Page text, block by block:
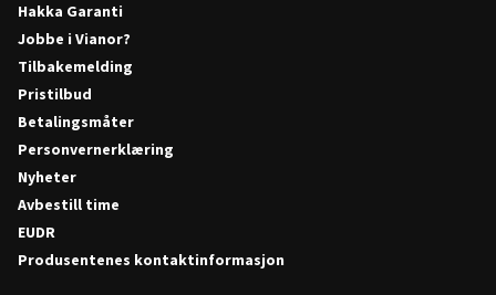
Hakka Garanti
Jobbe i Vianor?
Tilbakemelding
Pristilbud
Betalingsmåter
Personvernerklæring
Nyheter
Avbestill time
EUDR
Produsentenes kontaktinformasjon